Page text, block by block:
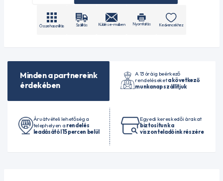
Összehasonlítás Szállítás Küldés e-mailben Nyomtatás Kedvencekhez
Minden a partnereink
érdekében
A 13 óráig beérkező
rendeléseketa következő
munkanap szállítjuk
Áruátvételi lehetőség a
telephelyen a rendelés
leadásától 15 percen belül
Egyedi kereskedői árakat
biztosítunk a
viszonteladóink részére